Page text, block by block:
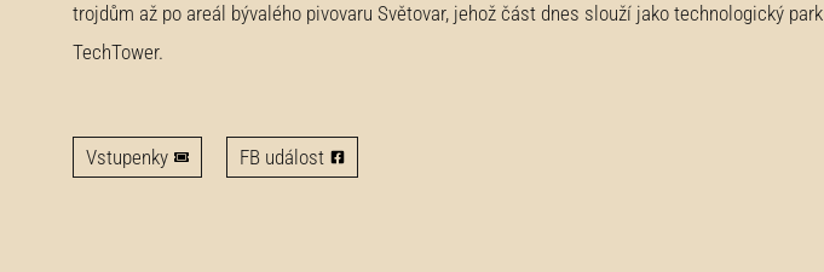
trojdům až po areál bývalého pivovaru Světovar, jehož část dnes slouží jako technologický park
TechTower.
Vstupenky FB událost